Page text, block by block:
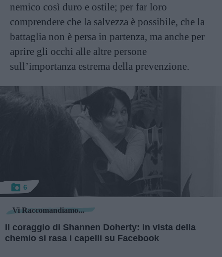
nemico così duro e ostile; per far loro
comprendere che la salvezza è possibile, che la
battaglia non è persa in partenza, ma anche per
aprire gli occhi alle altre persone
sull’importanza estrema della prevenzione.
6
Vi Raccomandiamo...
Il coraggio di Shannen Doherty: in vista della
chemio si rasa i capelli su Facebook